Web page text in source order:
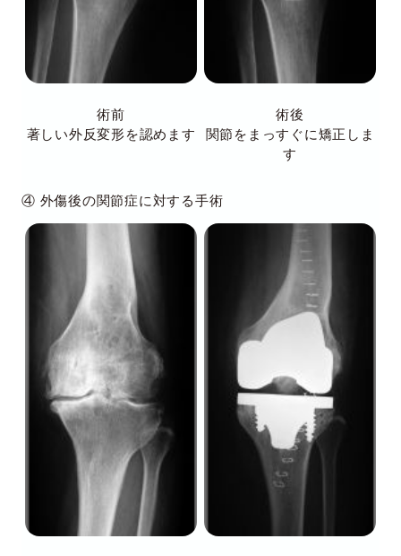
術前
著しい外反変形を認めます
術後
関節をまっすぐに矯正しま
す
④ 外傷後の関節症に対する手術